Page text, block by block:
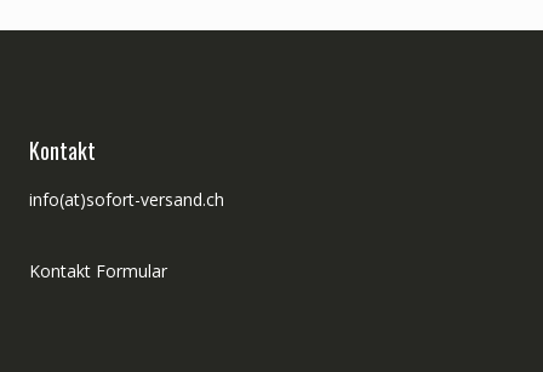
Kontakt
info(at)sofort-versand.ch
Kontakt Formular